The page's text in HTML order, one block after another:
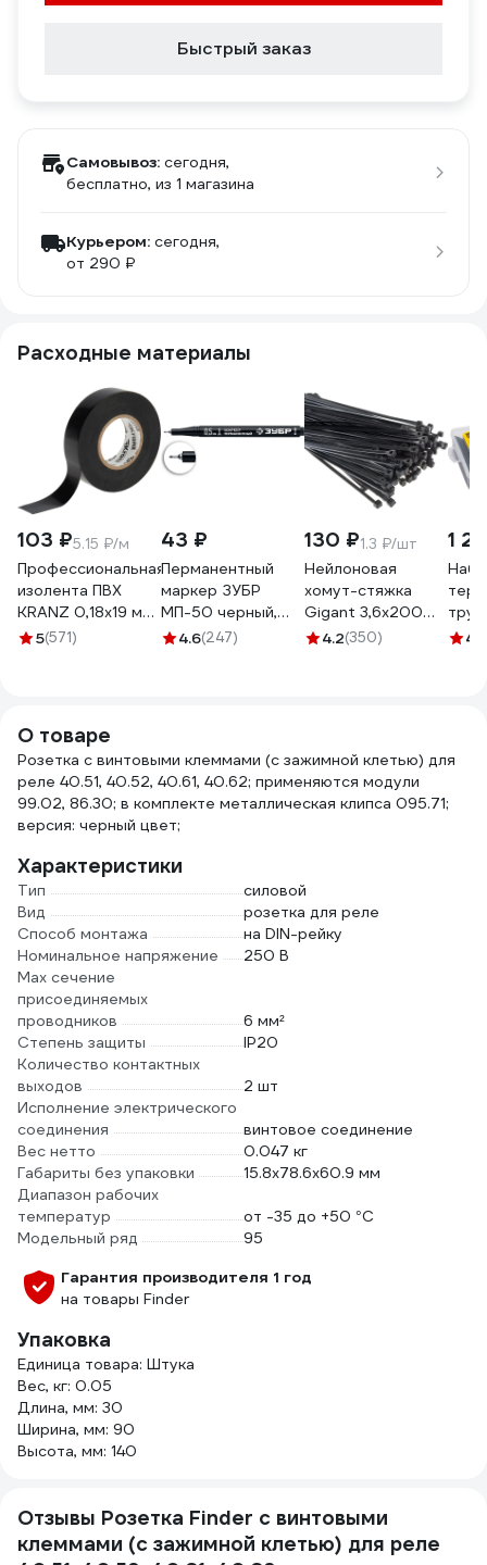
Быстрый заказ
Самовывоз: сегодня,
бесплатно, из 1 магазина
Курьером: сегодня,
от 290 ₽
Расходные материалы
103 ₽5.15 ₽/м
Профессиональная
изолента ПВХ
KRANZ 0,18х19 мм,
20 м, черная KR-
5(571)
43 ₽
Перманентный
маркер ЗУБР
МП-50 черный,
0.5 мм экстра
4.6(247)
130 ₽1.3 ₽/шт
Нейлоновая
хомут-стяжка
Gigant 3,6х200
черный, 100 шт
4.2(350)
1
4.9
О товаре
Розетка с винтовыми клеммами (с зажимной клетью) для
реле 40.51, 40.52, 40.61, 40.62; применяются модули
99.02, 86.30; в комплекте металлическая клипса 095.71;
версия: черный цвет;
Характеристики
Тип
силовой
Вид
розетка для реле
Способ монтажа
на DIN-рейку
Номинальное напряжение
250 В
Max сечение
присоединяемых
проводников
6 мм²
Степень защиты
IP20
Количество контактных
выходов
2 шт
Исполнение электрического
соединения
винтовое соединение
Вес нетто
0.047 кг
Габариты без упаковки
15.8x78.6х60.9 мм
Диапазон рабочих
температур
от -35 до +50 °С
Модельный ряд
95
Гарантия производителя 1 год
на товары Finder
Упаковка
Единица товара: Штука
Вес, кг: 0.05
Длина, мм: 30
Ширина, мм: 90
Высота, мм: 140
Отзывы Розетка Finder с винтовыми
клеммами (с зажимной клетью) для реле